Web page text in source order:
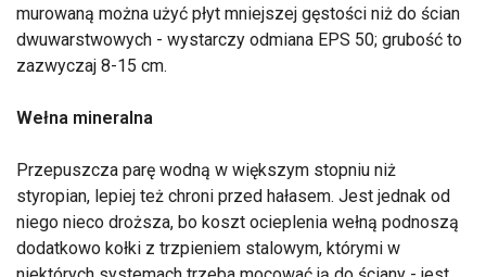
murowaną można użyć płyt mniejszej gęstości niż do ścian
dwuwarstwowych - wystarczy odmiana EPS 50; grubość to
zazwyczaj 8-15 cm.
Wełna mineralna
Przepuszcza parę wodną w większym stopniu niż
styropian, lepiej też chroni przed hałasem. Jest jednak od
niego nieco droższa, bo koszt ocieplenia wełną podnoszą
dodatkowo kołki z trzpieniem stalowym, którymi w